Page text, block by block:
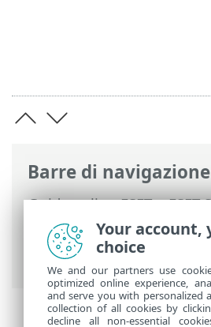
Barre di navigazione
Guida online ESET>ESET
Ultimate
>
Protezioni>SSL/TLS
>
dell’applicazione
Your account,
choice
We and our partners use
optimized online experience,
and serve you with personalized
collection of all cookies by
decline all non-essential